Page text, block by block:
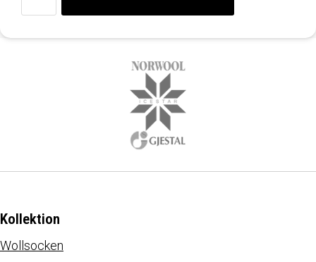
Kollektion
Wollsocken